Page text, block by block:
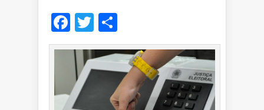
Facebook
Twitter